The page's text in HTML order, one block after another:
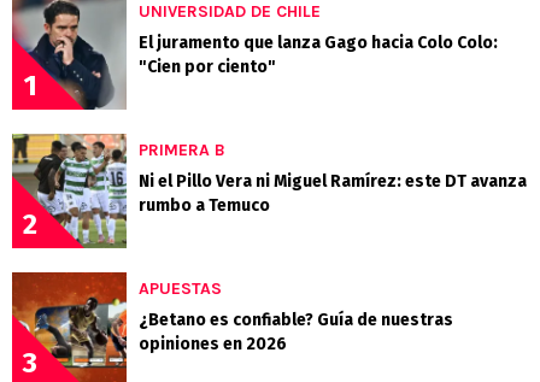
1
UNIVERSIDAD DE CHILE
El juramento que lanza Gago hacia Colo Colo:
"Cien por ciento"
2
PRIMERA B
Ni el Pillo Vera ni Miguel Ramírez: este DT avanza
rumbo a Temuco
3
APUESTAS
¿Betano es confiable? Guía de nuestras
opiniones en 2026